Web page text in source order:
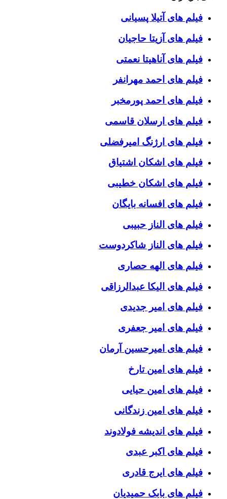
فیلم های آتیلا پسیانی
فیلم های آزیتا حاجیان
فیلم های آناهیتا نعمتی
فیلم های احمد مهرانفر
فیلم های احمد پورمخبر
فیلم های ارسلان قاسمی
فیلم های ارژنگ امیرفضلی
فیلم های اشکان اشتیاق
فیلم های اشکان خطیبی
فیلم های افسانه بایگان
فیلم های الناز حبیبی
فیلم های الناز شاکردوست
فیلم های الهه حصاری
فیلم های الیکا عبدالرزاقی
فیلم های امیر جدیدی
فیلم های امیر جعفری
فیلم های امیرحسین آرمان
فیلم های امین تارخ
فیلم های امین حیایی
فیلم های امین زندگانی
فیلم های اندیشه فولادوند
فیلم های اکبر عبدی
فیلم های ایرج قادری
فیلم های بابک حمیدیان